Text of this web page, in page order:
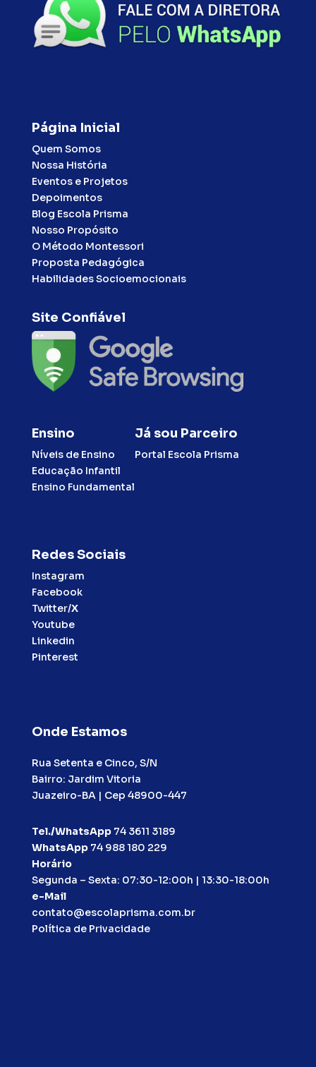
Página Inicial
Quem Somos
Nossa História
Eventos e Projetos
Depoimentos
Blog Escola Prisma
Nosso Propósito
O Método Montessori
Proposta Pedagógica
Habilidades Socioemocionais
Site Confiável
Ensino
Níveis de Ensino
Educação Infantil
Ensino Fundamental
Já sou Parceiro
Portal Escola Prisma
Redes Sociais
Instagram
Facebook
Twitter/X
Youtube
Linkedin
Pinterest
Onde Estamos
Rua Setenta e Cinco, S/N
Bairro: Jardim Vitoria
Juazeiro-BA | Cep 48900-447
Tel./WhatsApp 74 3611 3189
WhatsApp 74 988 180 229
Horário
Segunda – Sexta: 07:30-12:00h | 13:30-18:00h
e-Mail
contato@escolaprisma.com.br
Política de Privacidade